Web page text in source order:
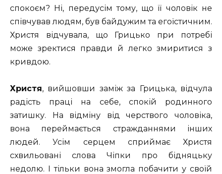
спокоєм? Ні, передусім тому, що її чоловік не
співчував людям, був байдужим та егоїстичним.
Христя відчувала, що Грицько при потребі
може зректися правди й легко змиритися з
кривдою.
Христя, вийшовши заміж за Грицька, відчула
радість праці на себе, спокій родинного
затишку. На відміну від черствого чоловіка,
вона переймається стражданнями інших
людей. Усім серцем сприймає Христя
схвильовані слова Чіпки про бідняцьку
недолю. І тільки вона змогла побачити у своїй